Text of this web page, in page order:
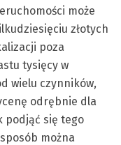
może
złotych
poza
tysięcy w
wielu czynników,
odrębnie dla
podjąć się tego
można